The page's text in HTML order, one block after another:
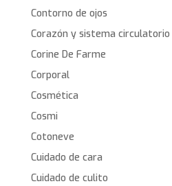
Contorno de ojos
Corazón y sistema circulatorio
Corine De Farme
Corporal
Cosmética
Cosmi
Cotoneve
Cuidado de cara
Cuidado de culito